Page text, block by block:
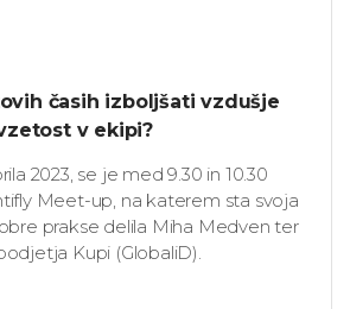
časih izboljšati vzdušje
v ekipi?
2023, se je med 9.30 in 10.30
Meet-up, na katerem sta svoja
prakse delila Miha Medven ter
Kupi (GlobaliD).